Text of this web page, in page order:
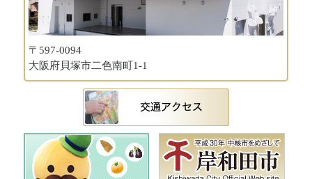
〒597-0094
大阪府貝塚市二色南町1-1